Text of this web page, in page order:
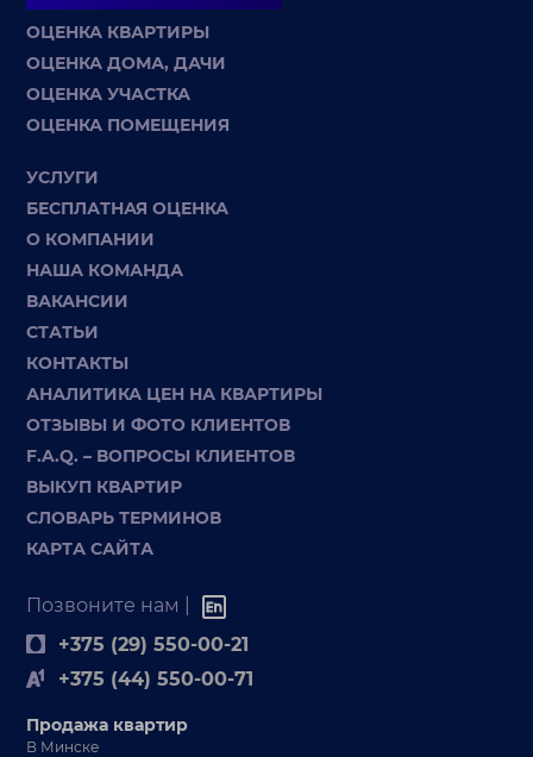
ОЦЕНКА КВАРТИРЫ
ОЦЕНКА ДОМА, ДАЧИ
ОЦЕНКА УЧАСТКА
ОЦЕНКА ПОМЕЩЕНИЯ
УСЛУГИ
БЕСПЛАТНАЯ ОЦЕНКА
О КОМПАНИИ
НАША КОМАНДА
ВАКАНСИИ
СТАТЬИ
КОНТАКТЫ
АНАЛИТИКА ЦЕН НА КВАРТИРЫ
ОТЗЫВЫ И ФОТО КЛИЕНТОВ
F.A.Q. – ВОПРОСЫ КЛИЕНТОВ
ВЫКУП КВАРТИР
СЛОВАРЬ ТЕРМИНОВ
КАРТА САЙТА
Позвоните нам |
+375 (29) 550-00-21
+375 (44) 550-00-71
Продажа квартир
В Минске